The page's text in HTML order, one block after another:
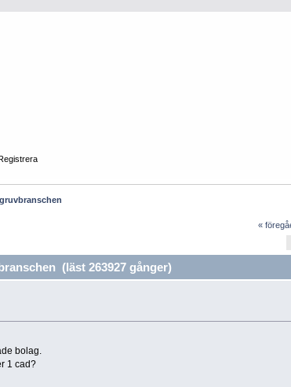
«
(läst 263927 gånger)
bolag.
1 cad?